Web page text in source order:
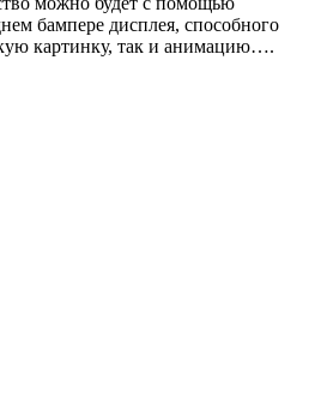
бампере дисплея, способного
картинку, так и анимацию….